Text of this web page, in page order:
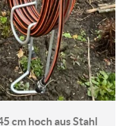
cm hoch aus Stahl